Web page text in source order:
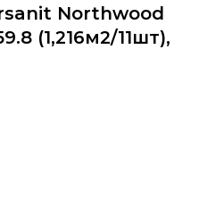
Northwood
(1,216м2/11шт),